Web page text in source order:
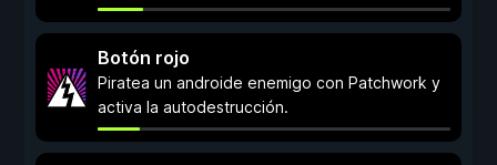
Botón rojo
Piratea un androide enemigo con Patchwork y
activa la autodestrucción.